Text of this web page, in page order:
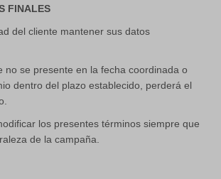
FINALES
del cliente mantener sus datos
no se presente en la fecha coordinada o
dentro del plazo establecido, perderá el
los presentes términos siempre que
de la campaña.